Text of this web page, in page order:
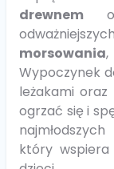
drewnem
morsowania,
Wypoczynek
leżakami oraz
ogrzać się i
najmłodszych
który